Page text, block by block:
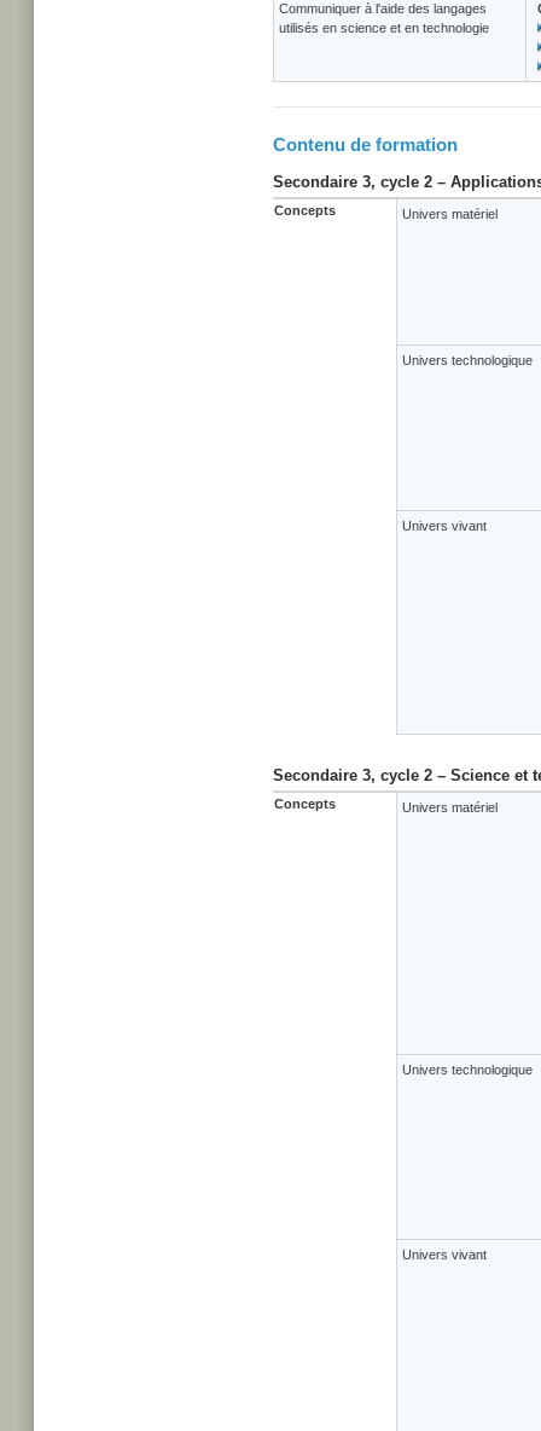
Communiquer à l'aide des langages
utilisés en science et en technologie
Contenu de formation
Secondaire 3, cycle 2 –
Concepts Univers matériel
Univers technologique
Univers vivant
Secondaire 3, cycle 2 – Science et
Concepts Univers matériel
Univers technologique
Univers vivant